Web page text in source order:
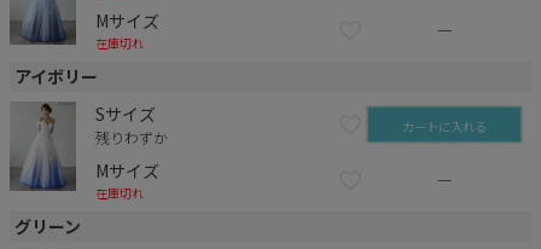
Mサイズ
在庫切れ
—
アイボリー
Sサイズ
残りわずか カートに入れる
Mサイズ
在庫切れ
—
グリーン